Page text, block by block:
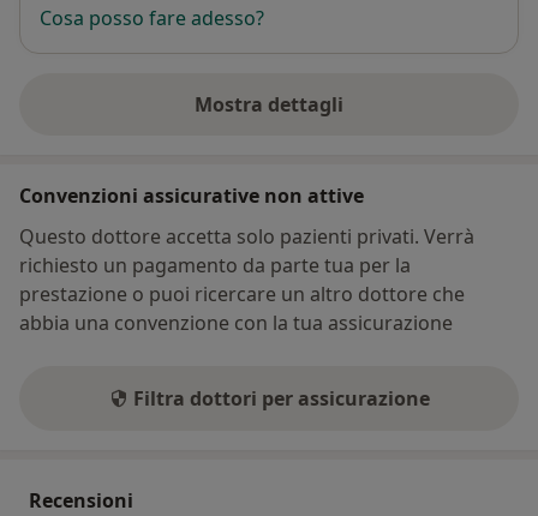
Cosa posso fare adesso?
Mostra dettagli
sull'indirizzo
Convenzioni assicurative non attive
Questo dottore accetta solo pazienti privati. Verrà
richiesto un pagamento da parte tua per la
prestazione o puoi ricercare un altro dottore che
abbia una convenzione con la tua assicurazione
Filtra dottori per assicurazione
Recensioni